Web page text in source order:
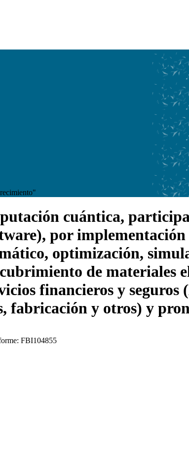
cuántica,
por
optimización,
de materiales
financieros y
fabricación y otros) y
FBI104855